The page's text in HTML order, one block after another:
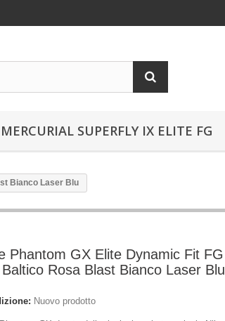
SUPERFLY IX ELITE FG
Bianco Laser Blu
Phantom GX Elite Dynamic Fit FG
Rosa Blast Bianco Laser Blu
Nuovo prodotto